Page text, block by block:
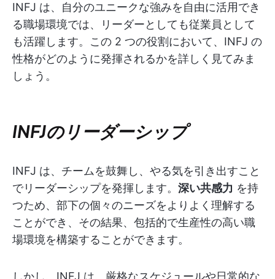
INFJ は、自分のユニークな強みを自由に活用でき
る職場環境では、リーダーとしても従業員として
も活躍します。この 2 つの役割において、INFJ の
性格がどのように発揮されるかを詳しく見てみま
しょう。
INFJのリーダーシップ
INFJ は、チームを鼓舞し、やる気を引き出すこと
でリーダーシップを発揮します。 深い共感力 を持
つため、部下の個々のニーズをよりよく理解する
ことができ、その結果、包括的で生産性の高い職
場環境を構築することができます。
しかし、INFJ は、厳格なスケジュールや日常的な